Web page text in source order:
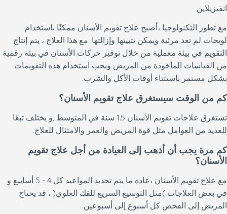
انفيزيلاين
مع تطور التكنولوجيا ،أصبح علاج تقويم الأسنان ممكنًا باستخدام
لويحات لم تعد مرئية ويمكن تثبيتها وإزالتها. مع هذا العلاج ، يتم إنتاج
التقويم في بيئة معملية من خلال توفير حركات الأسنان في بيئة رقمية
من القياسات المأخوذة من المريض ويجب استخدام هذه التقويمات
بشكل مستمر باستثناء أوقات الأكل والشرب.
كم من الوقت سيستغرق علاج تقويم الأسنان؟
تستغرق علاجات تقويم الأسنان 1.5 سنة في المتوسط ,و يختلف تبعًا
للعديد من العوامل مثل قوة المريض والعمر والامتثال للعلاج.
كم مرة يجب أن أذهب إلى العيادة من أجل علاج تقويم
الأسنان؟
مع علاج تقويم الأسنان ،عادة ما يتم تحديد المواعيد كل 4 - 5 أسابيع و
في بعض العلاجات )مثل التوسيع السريع للفك العلوي( ، قد يحتاج
المريض إلى الفحص كل أسبوع إلى أسبوعين.